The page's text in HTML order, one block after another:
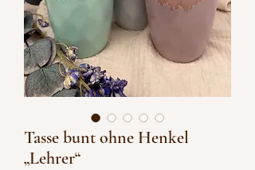
Tasse bunt ohne Henkel
„Lehrer“